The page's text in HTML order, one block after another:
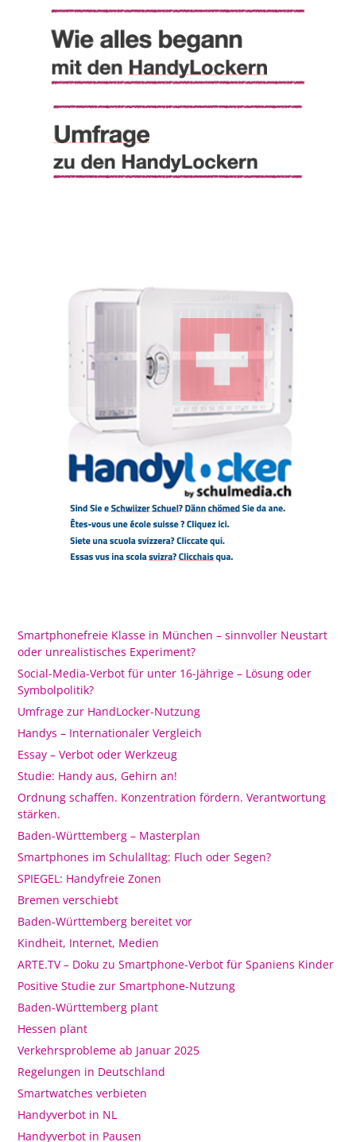
Smartphonefreie Klasse in München – sinnvoller Neustart
oder unrealistisches Experiment?
Social-Media-Verbot für unter 16-Jährige – Lösung oder
Symbolpolitik?
Umfrage zur HandLocker-Nutzung
Handys – Internationaler Vergleich
Essay – Verbot oder Werkzeug
Studie: Handy aus, Gehirn an!
Ordnung schaffen. Konzentration fördern. Verantwortung
stärken.
Baden-Württemberg – Masterplan
Smartphones im Schulalltag: Fluch oder Segen?
SPIEGEL: Handyfreie Zonen
Bremen verschiebt
Baden-Württemberg bereitet vor
Kindheit, Internet, Medien
ARTE.TV – Doku zu Smartphone-Verbot für Spaniens Kinder
Positive Studie zur Smartphone-Nutzung
Baden-Württemberg plant
Hessen plant
Verkehrsprobleme ab Januar 2025
Regelungen in Deutschland
Smartwatches verbieten
Handyverbot in NL
Handyverbot in Pausen